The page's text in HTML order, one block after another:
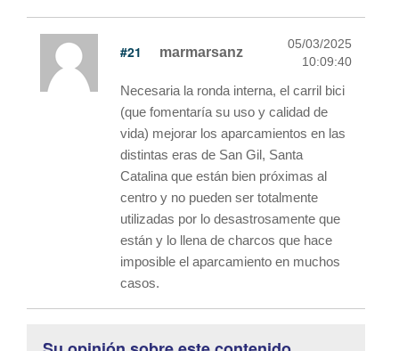
#21 marmarsanz
05/03/2025
10:09:40
Necesaria la ronda interna, el carril bici
(que fomentaría su uso y calidad de
vida) mejorar los aparcamientos en las
distintas eras de San Gil, Santa
Catalina que están bien próximas al
centro y no pueden ser totalmente
utilizadas por lo desastrosamente que
están y lo llena de charcos que hace
imposible el aparcamiento en muchos
casos.